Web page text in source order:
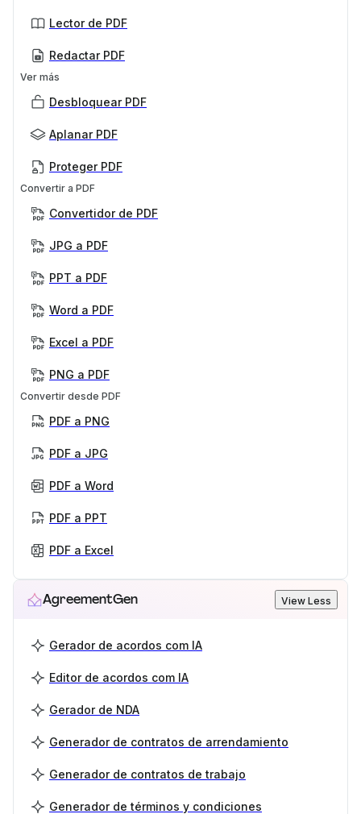
Lector de PDF
Redactar PDF
Ver más
Desbloquear PDF
Aplanar PDF
Proteger PDF
Convertir a PDF
Convertidor de PDF
JPG a PDF
PPT a PDF
Word a PDF
Excel a PDF
PNG a PDF
Convertir desde PDF
PDF a PNG
PDF a JPG
PDF a Word
PDF a PPT
PDF a Excel
AgreementGen View Less
Gerador de acordos com IA
Editor de acordos com IA
Gerador de NDA
Generador de contratos de arrendamiento
Generador de contratos de trabajo
Generador de términos y condiciones